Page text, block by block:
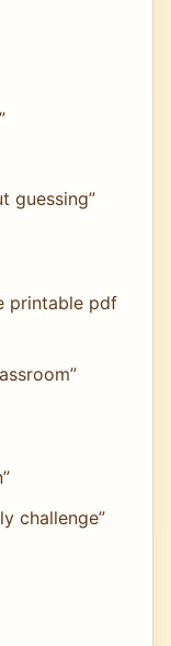
guessing”
printable pdf
challenge”